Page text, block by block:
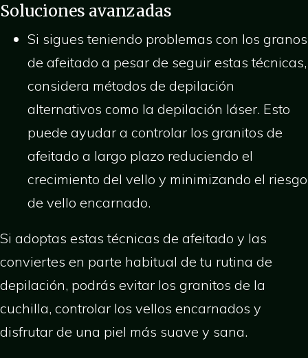
Soluciones avanzadas
Si sigues teniendo problemas con los granos
de afeitado a pesar de seguir estas técnicas,
considera métodos de depilación
alternativos como la depilación láser. Esto
puede ayudar a controlar los granitos de
afeitado a largo plazo reduciendo el
crecimiento del vello y minimizando el riesgo
de vello encarnado.
Si adoptas estas técnicas de afeitado y las
conviertes en parte habitual de tu rutina de
depilación, podrás evitar los granitos de la
cuchilla, controlar los vellos encarnados y
disfrutar de una piel más suave y sana.